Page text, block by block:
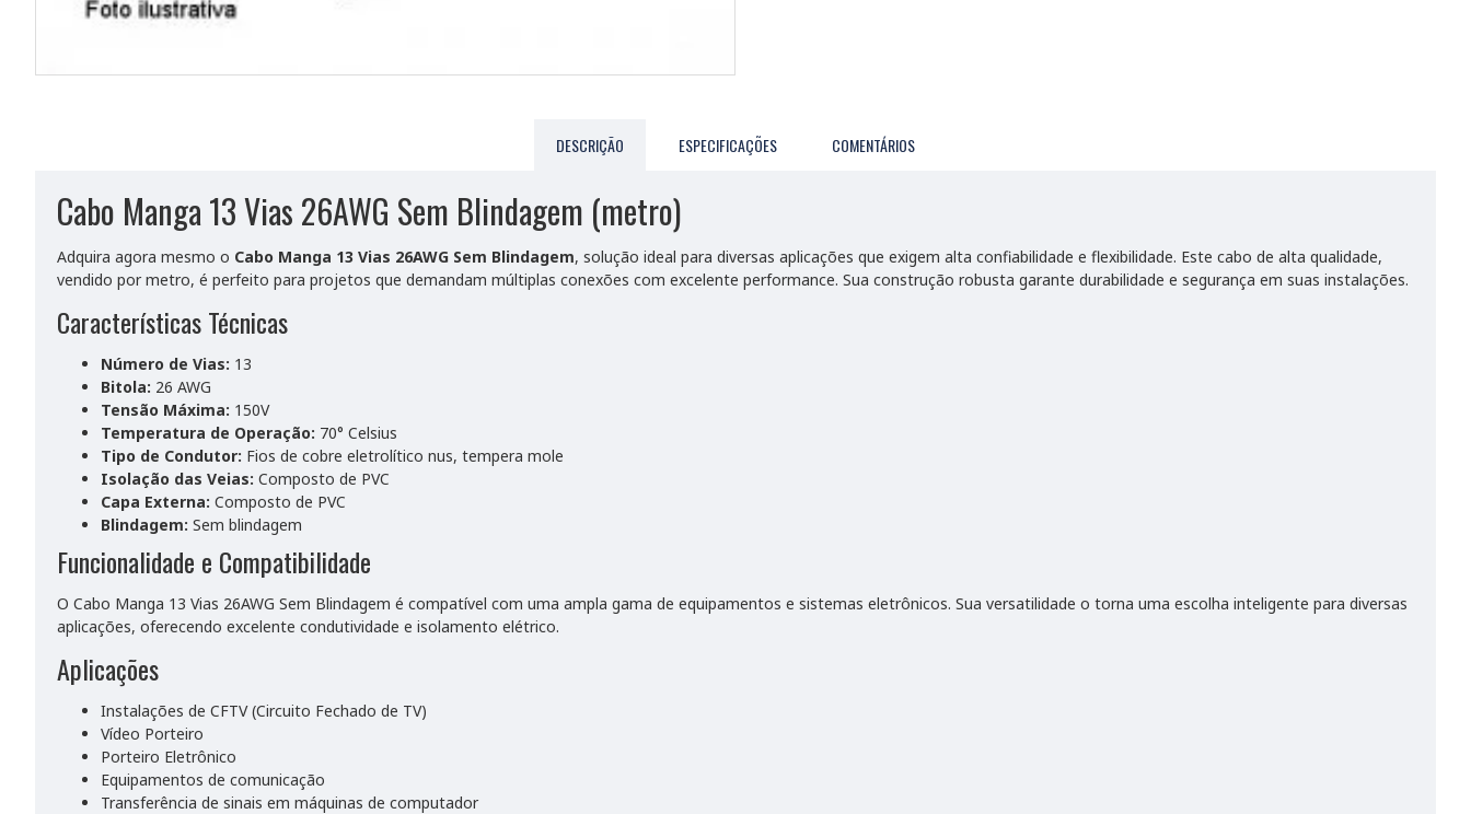
DESCRIÇÃO ESPECIFICAÇÕES COMENTÁRIOS
Cabo Manga 13 Vias 26AWG Sem Blindagem (metro)
Adquira agora mesmo o Cabo Manga 13 Vias 26AWG Sem Blindagem, solução ideal para diversas aplicações que exigem alta confiabilidade e flexibilidade. Este cabo de alta qualidade,
vendido por metro, é perfeito para projetos que demandam múltiplas conexões com excelente performance. Sua construção robusta garante durabilidade e segurança em suas instalações.
Características Técnicas
Número de Vias: 13
Bitola: 26 AWG
Tensão Máxima: 150V
Temperatura de Operação: 70° Celsius
Tipo de Condutor: Fios de cobre eletrolítico nus, tempera mole
Isolação das Veias: Composto de PVC
Capa Externa: Composto de PVC
Blindagem: Sem blindagem
Funcionalidade e Compatibilidade
O Cabo Manga 13 Vias 26AWG Sem Blindagem é compatível com uma ampla gama de equipamentos e sistemas eletrônicos. Sua versatilidade o torna uma escolha inteligente para diversas
aplicações, oferecendo excelente condutividade e isolamento elétrico.
Aplicações
Instalações de CFTV (Circuito Fechado de TV)
Vídeo Porteiro
Porteiro Eletrônico
Equipamentos de comunicação
Transferência de sinais em máquinas de computador